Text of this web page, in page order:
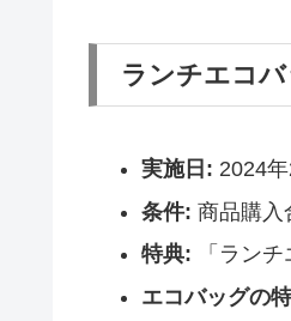
ランチエコ
実施日: 2024
条件: 商品購入
特典: 「ラン
エコバッグの